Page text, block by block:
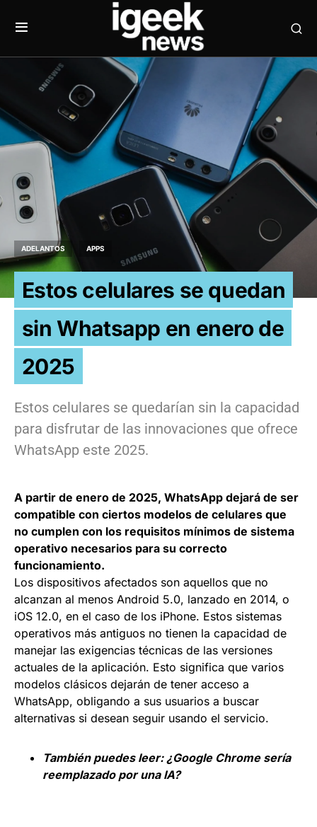
ADELANTOS APPS
Estos celulares se quedan
sin Whatsapp en enero de
2025
Estos celulares se quedarían sin la capacidad
para disfrutar de las innovaciones que ofrece
WhatsApp este 2025.
A partir de enero de 2025, WhatsApp dejará de ser
compatible con ciertos modelos de celulares que
no cumplen con los requisitos mínimos de sistema
operativo necesarios para su correcto
funcionamiento.
Los dispositivos afectados son aquellos que no
alcanzan al menos Android 5.0, lanzado en 2014, o
iOS 12.0, en el caso de los iPhone. Estos sistemas
operativos más antiguos no tienen la capacidad de
manejar las exigencias técnicas de las versiones
actuales de la aplicación. Esto significa que varios
modelos clásicos dejarán de tener acceso a
WhatsApp, obligando a sus usuarios a buscar
alternativas si desean seguir usando el servicio.
También puedes leer: ¿Google Chrome sería
reemplazado por una IA?